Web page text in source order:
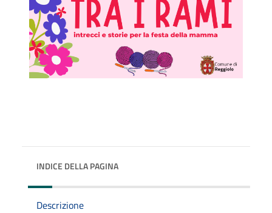
INDICE DELLA PAGINA
Descrizione